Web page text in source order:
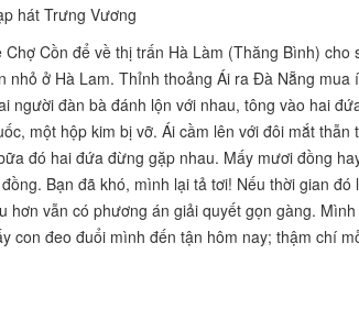
hát Trưng Vương
Cồn để về thị trấn Hà Làm (Thăng Bình) cho
ở Hà Lam. Thỉnh thoảng Ái ra Đà Nẵng mua
đàn bà đánh lộn với nhau, tông vào hai
một hộp kim bị vỡ. Ái cầm lên với đôi mắt thẫn
đó hai đứa đừng gặp nhau. Mấy mươi đồng
Bạn đã khó, mình lại tả tơi! Nếu thời gian đó
vẫn có phương án giải quyết gọn gàng. Mình
con đeo đuổi mình đến tận hôm nay; thậm chí